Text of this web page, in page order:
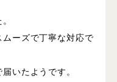
ーズで丁寧な対応で
いたようです。